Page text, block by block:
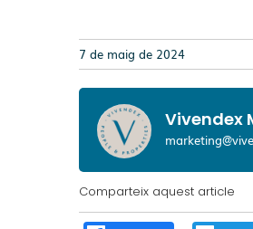
7 de maig de 2024
Vivendex
Comparteix aquest article